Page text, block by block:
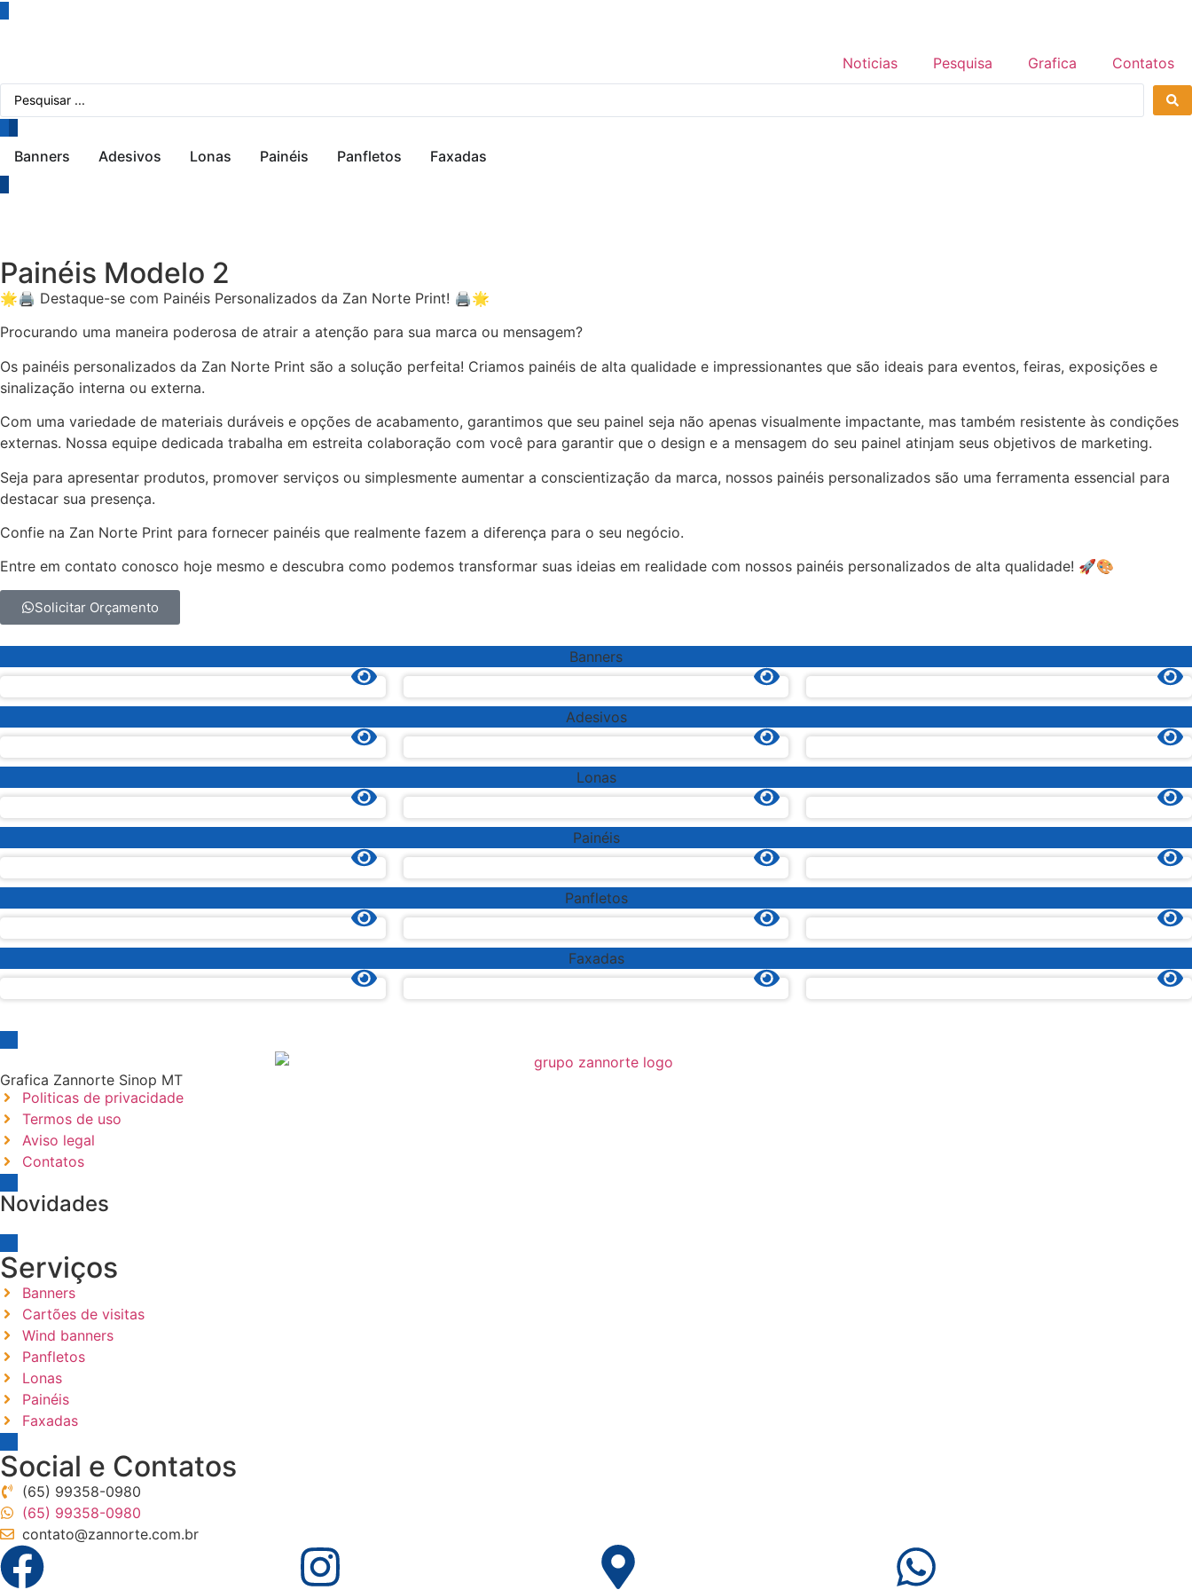
Noticias Pesquisa Grafica Contatos
Banners Adesivos Lonas Painéis Panfletos Faxadas
Painéis Modelo 2
🌟🖨️ Destaque-se com Painéis Personalizados da Zan Norte Print! 🖨️🌟
Procurando uma maneira poderosa de atrair a atenção para sua marca ou mensagem?
Os painéis personalizados da Zan Norte Print são a solução perfeita! Criamos painéis de alta qualidade e impressionantes que são ideais para eventos, feiras, exposições e
sinalização interna ou externa.
Com uma variedade de materiais duráveis e opções de acabamento, garantimos que seu painel seja não apenas visualmente impactante, mas também resistente às condições
externas. Nossa equipe dedicada trabalha em estreita colaboração com você para garantir que o design e a mensagem do seu painel atinjam seus objetivos de marketing.
Seja para apresentar produtos, promover serviços ou simplesmente aumentar a conscientização da marca, nossos painéis personalizados são uma ferramenta essencial para
destacar sua presença.
Confie na Zan Norte Print para fornecer painéis que realmente fazem a diferença para o seu negócio.
Entre em contato conosco hoje mesmo e descubra como podemos transformar suas ideias em realidade com nossos painéis personalizados de alta qualidade! 🚀🎨
Solicitar Orçamento
Banners
Adesivos
Lonas
Painéis
Panfletos
Faxadas
Grafica Zannorte Sinop MT
Politicas de privacidade
Termos de uso
Aviso legal
Contatos
Novidades
Serviços
Banners
Cartões de visitas
Wind banners
Panfletos
Lonas
Painéis
Faxadas
Social e Contatos
(65) 99358-0980
(65) 99358-0980
contato@zannorte.com.br